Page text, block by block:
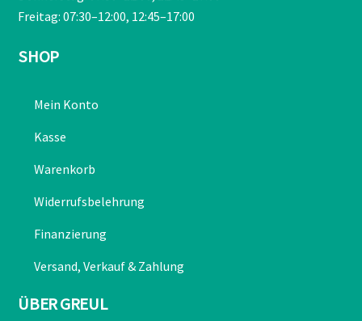
Freitag: 07:30–12:00, 12:45–17:00
SHOP
Mein Konto
Kasse
Warenkorb
Widerrufsbelehrung
Finanzierung
Versand, Verkauf & Zahlung
ÜBER GREUL